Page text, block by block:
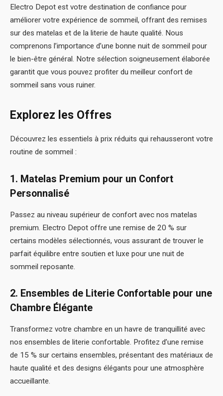
Electro Depot est votre destination de confiance pour
améliorer votre expérience de sommeil, offrant des remises
sur des matelas et de la literie de haute qualité. Nous
comprenons l’importance d’une bonne nuit de sommeil pour
le bien-être général. Notre sélection soigneusement élaborée
garantit que vous pouvez profiter du meilleur confort de
sommeil sans vous ruiner.
Explorez les Offres
Découvrez les essentiels à prix réduits qui rehausseront votre
routine de sommeil :
1. Matelas Premium pour un Confort
Personnalisé
Passez au niveau supérieur de confort avec nos matelas
premium. Electro Depot offre une remise de 20 % sur
certains modèles sélectionnés, vous assurant de trouver le
parfait équilibre entre soutien et luxe pour une nuit de
sommeil reposante.
2. Ensembles de Literie Confortable pour une
Chambre Élégante
Transformez votre chambre en un havre de tranquillité avec
nos ensembles de literie confortable. Profitez d’une remise
de 15 % sur certains ensembles, présentant des matériaux de
haute qualité et des designs élégants pour une atmosphère
accueillante.